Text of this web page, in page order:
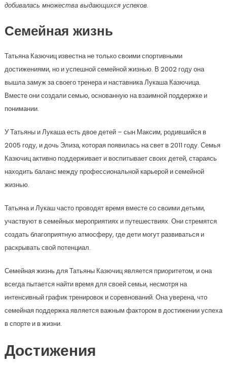
добивалась множества выдающихся успехов.
Семейная жизнь
Татьяна Казючиц известна не только своими спортивными
достижениями, но и успешной семейной жизнью. В 2002 году она
вышла замуж за своего тренера и наставника Лукаша Казючица.
Вместе они создали семью, основанную на взаимной поддержке и
понимании.
У Татьяны и Лукаша есть двое детей – сын Максим, родившийся в
2005 году, и дочь Элиза, которая появилась на свет в 2011 году. Семья
Казючиц активно поддерживает и воспитывает своих детей, стараясь
находить баланс между профессиональной карьерой и семейной
жизнью.
Татьяна и Лукаш часто проводят время вместе со своими детьми,
участвуют в семейных мероприятиях и путешествиях. Они стремятся
создать благоприятную атмосферу, где дети могут развиваться и
раскрывать свой потенциал.
Семейная жизнь для Татьяны Казючиц является приоритетом, и она
всегда пытается найти время для своей семьи, несмотря на
интенсивный график тренировок и соревнований. Она уверена, что
семейная поддержка является важным фактором в достижении успеха
в спорте и в жизни.
Достижения